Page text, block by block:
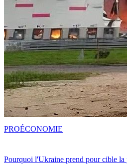
Pourquoi l'Ukraine prend pour cible la
PROÉCONOMIE